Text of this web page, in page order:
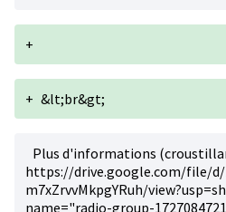
+
+ &lt;br&gt;
Plus d'informations
https://drive.google.com/file/d/
m7xZrvvMkpgYRuh/
name="radio-group-